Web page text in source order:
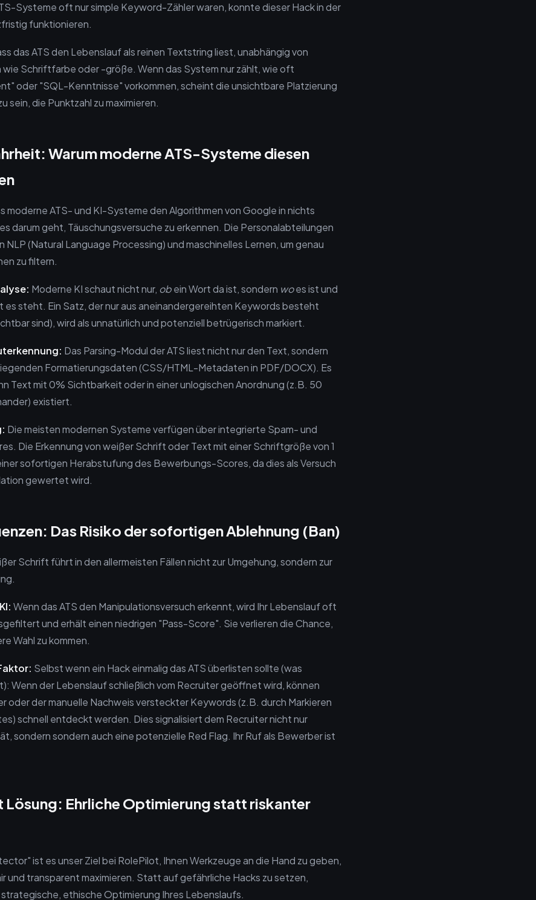
Systeme oft nur simple Keyword-Zähler waren, konnte dieser Hack in der
funktionieren.
das ATS den Lebenslauf als reinen Textstring liest, unabhängig von
Schriftfarbe oder -größe. Wenn das System nur zählt, wie oft
oder "SQL-Kenntnisse" vorkommen, scheint die unsichtbare Platzierung
sein, die Punktzahl zu maximieren.
Warum moderne ATS-Systeme diesen
moderne ATS- und KI-Systeme den Algorithmen von Google in nichts
darum geht, Täuschungsversuche zu erkennen. Die Personalabteilungen
NLP (Natural Language Processing) und maschinelles Lernen, um genau
zu filtern.
Moderne KI schaut nicht nur, obein Wort da ist, sondern woes ist und
es steht. Ein Satz, der nur aus aneinandergereihten Keywords besteht
sind), wird als unnatürlich und potenziell betrügerisch markiert.
Das Parsing-Modul der ATS liest nicht nur den Text, sondern
Formatierungsdaten (CSS/HTML-Metadaten in PDF/DOCX). Es
Text mit 0% Sichtbarkeit oder in einer unlogischen Anordnung (z.B. 50
existiert.
Die meisten modernen Systeme verfügen über integrierte Spam- und
Die Erkennung von weißer Schrift oder Text mit einer Schriftgröße von 1
sofortigen Herabstufung des Bewerbungs-Scores, da dies als Versuch
gewertet wird.
Das Risiko der sofortigen Ablehnung (Ban)
Schrift führt in den allermeisten Fällen nicht zur Umgehung, sondern zur
Wenn das ATS den Manipulationsversuch erkennt, wird Ihr Lebenslauf oft
und erhält einen niedrigen "Pass-Score". Sie verlieren die Chance,
Wahl zu kommen.
Selbst wenn ein Hack einmalig das ATS überlisten sollte (was
Wenn der Lebenslauf schließlich vom Recruiter geöffnet wird, können
oder der manuelle Nachweis versteckter Keywords (z.B. durch Markieren
schnell entdeckt werden. Dies signalisiert dem Recruiter nicht nur
sondern sondern auch eine potenzielle Red Flag. Ihr Ruf als Bewerber ist
Lösung: Ehrliche Optimierung statt riskanter
ist es unser Ziel bei RolePilot, Ihnen Werkzeuge an die Hand zu geben,
und transparent maximieren. Statt auf gefährliche Hacks zu setzen,
ethische Optimierung Ihres Lebenslaufs.